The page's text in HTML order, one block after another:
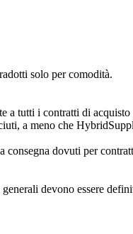
solo per comodità.
tutti i contratti di
a meno che
dovuti per
devono essere